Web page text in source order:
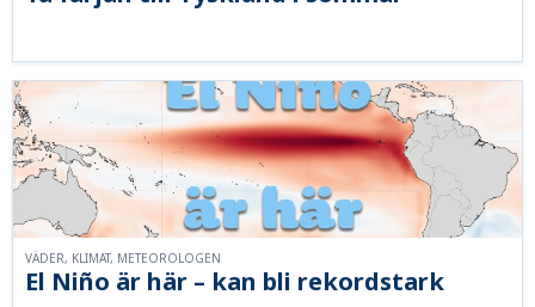
El Niño är här – kan bli rekordstark
VÄDER, KLIMAT, METEOROLOGEN